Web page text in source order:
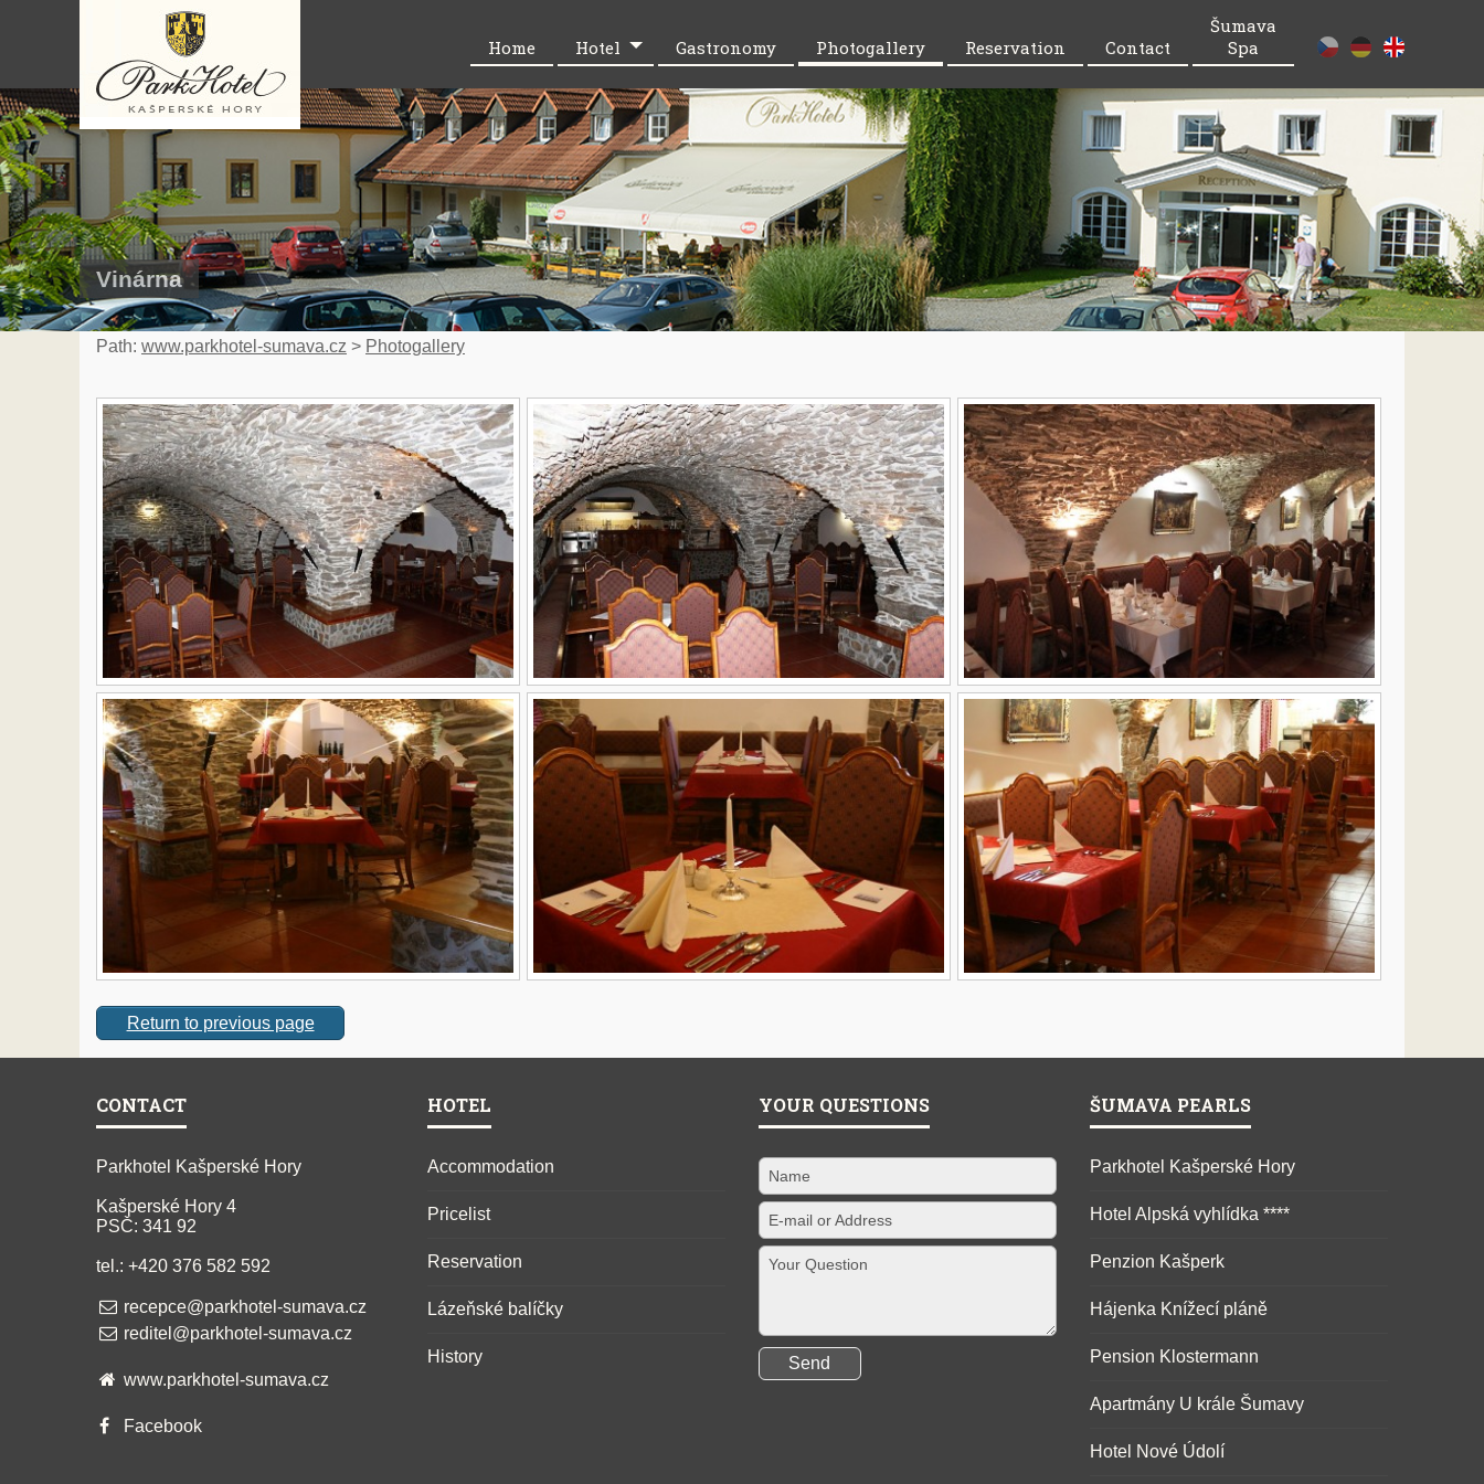
Home Hotel Gastronomy Photogallery Reservation Contact
Šumava
Spa
Vinárna
Path: www.parkhotel-sumava.cz > Photogallery
Return to previous page
CONTACT
Parkhotel Kašperské Hory
Kašperské Hory 4
PSČ: 341 92
tel.: +420 376 582 592
recepce@parkhotel-sumava.cz
reditel@parkhotel-sumava.cz
www.parkhotel-sumava.cz
Facebook
HOTEL
Accommodation
Pricelist
Reservation
Lázeňské balíčky
History
YOUR QUESTIONS ŠUMAVA PEARLS
Parkhotel Kašperské Hory
Hotel Alpská vyhlídka ****
Penzion Kašperk
Hájenka Knížecí pláně
Pension Klostermann
Apartmány U krále Šumavy
Hotel Nové Údolí